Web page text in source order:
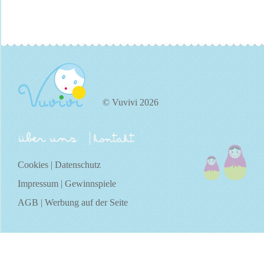
© Vuvivi 2026
über uns kontakt
Cookies|Datenschutz
Impressum|Gewinnspiele
AGB|Werbung auf der Seite